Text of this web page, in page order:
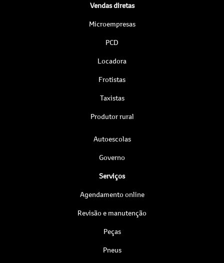
Vendas diretas
Microempresas
PCD
Locadora
Frotistas
Taxistas
Produtor rural
Autoescolas
Governo
Serviços
Agendamento online
Revisão e manutenção
Peças
Pneus